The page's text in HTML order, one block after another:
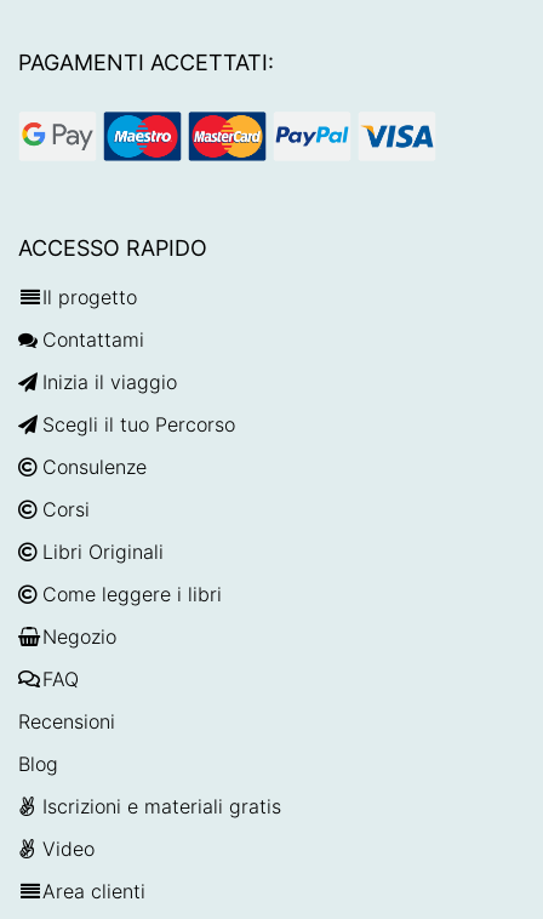
PAGAMENTI ACCETTATI:
ACCESSO RAPIDO
Il progetto
Contattami
Inizia il viaggio
Scegli il tuo Percorso
Consulenze
Corsi
Libri Originali
Come leggere i libri
Negozio
FAQ
Recensioni
Blog
Iscrizioni e materiali gratis
Video
Area clienti